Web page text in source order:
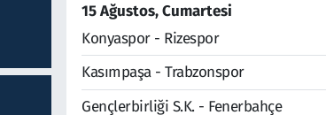
15 Ağustos, Cumartesi
Konyaspor - Rizespor
Kasımpaşa - Trabzonspor
Gençlerbirliği S.K. - Fenerbahçe